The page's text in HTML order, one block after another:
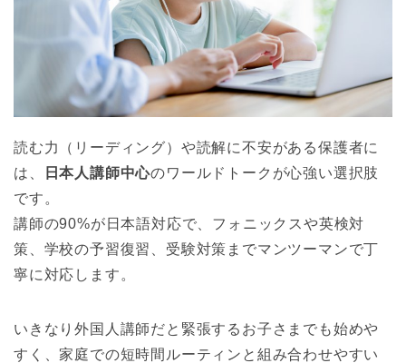
読む力（リーディング）や読解に不安がある保護者に
は、
日本人講師中心のワールドトークが心強い選択肢
です。
講師の90%が日本語対応で、フォニックスや英検対
策、学校の予習復習、受験対策までマンツーマンで丁
寧に対応します。
いきなり外国人講師だと緊張するお子さまでも始めや
すく、家庭での短時間ルーティンと組み合わせやすい